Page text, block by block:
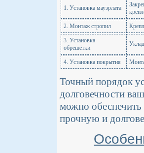
1. Установка мауэрлата
2. Монтаж стропил
3. Установка
обрешётки
4. Установка покрытия
Точный порядок
долговечности
можно обеспечить
прочную и